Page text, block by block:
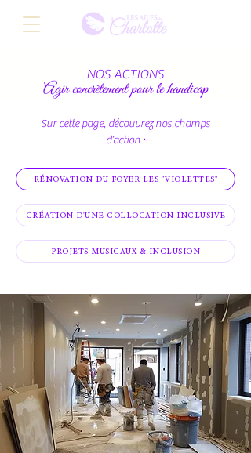
Agir concrètement pour le handicap
NOS ACTIONS
Sur cette page, découvrez nos champs
d’action :
RÉNOVATION DU FOYER LES "VIOLETTES"
CRÉATION D'UNE COLLOCATION INCLUSIVE
PROJETS MUSICAUX & INCLUSION